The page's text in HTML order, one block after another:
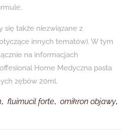
się także niezwiązane z
innych tematów). W tym
na informacjach
Home Medyczna pasta
zębów 20ml.
, fluimucil forte, omikron objawy,